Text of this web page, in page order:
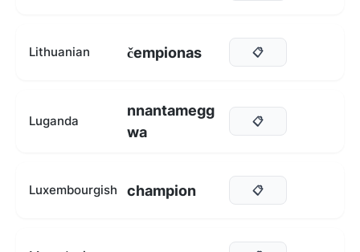
Lithuanian čempionas 📋
Luganda
nnantamegg
wa
📋
Luxembourgish champion 📋